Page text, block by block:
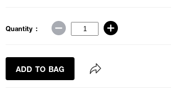
Quantity :
ADD TO BAG